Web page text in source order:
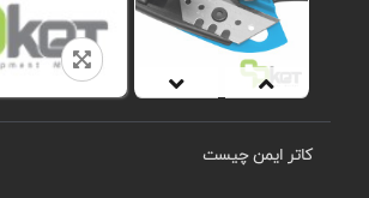
کاتر ایمن چیست